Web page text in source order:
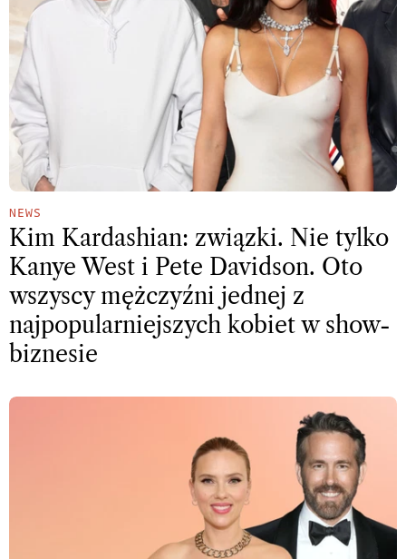
NEWS
Kim Kardashian: związki. Nie tylko
Kanye West i Pete Davidson. Oto
wszyscy mężczyźni jednej z
najpopularniejszych kobiet w show-
biznesie